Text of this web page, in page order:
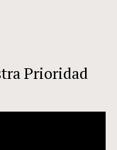
Prioridad